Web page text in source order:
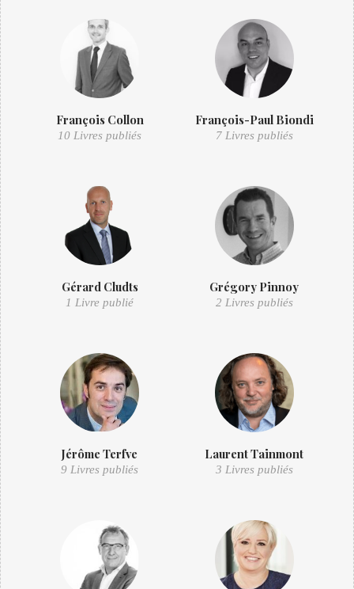
François Collon
10 Livres publiés
François-Paul Biondi
7 Livres publiés
Gérard Cludts
1 Livre publié
Grégory Pinnoy
2 Livres publiés
Jérôme Terfve
9 Livres publiés
Laurent Tainmont
3 Livres publiés